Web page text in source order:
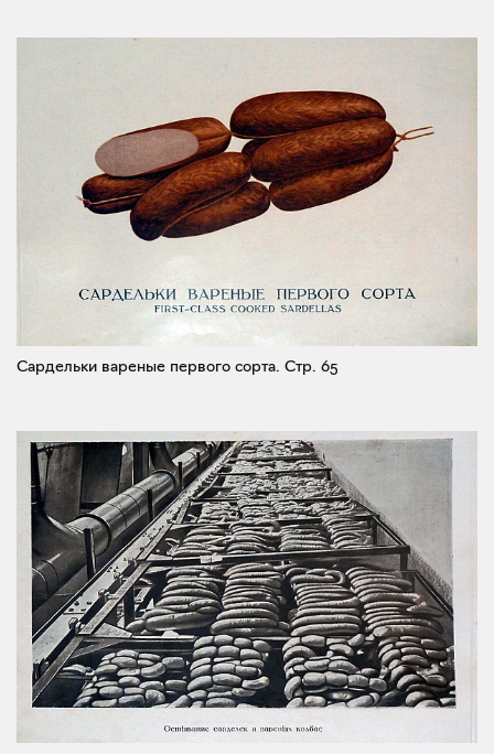
Сардельки вареные первого сорта. Стр. 65